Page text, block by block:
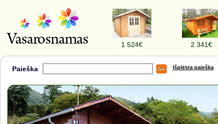
1 524€ 2 341€
Paieška Išplėsta paieška